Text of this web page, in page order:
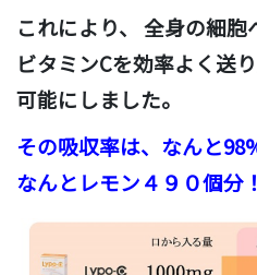
これにより、 全身の細
ビタミンCを効率よく送
可能にしました。
その吸収率は、 なんと
なんとレモン４９０個分！